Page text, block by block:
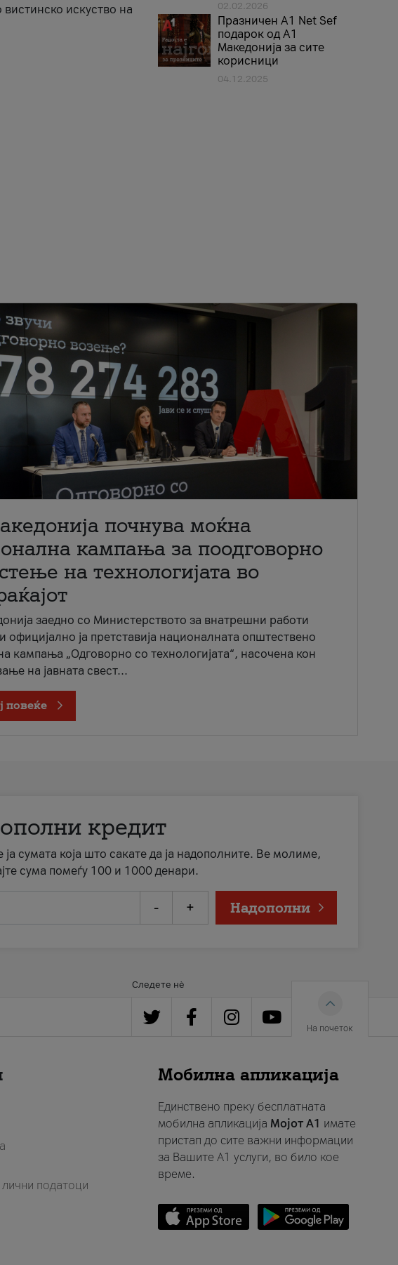
вистинско искуство на
02.02.2026
Празничен A1 Net Sеf
подарок од А1
Македонија за сите
корисници
04.12.2025
почнува моќна
кампања за поодговорно
на технологијата во
заедно со Министерството за внатрешни работи
официјално ја претставија националната општествено
кампања „Одговорно со технологијата“, насочена кон
на јавната свест...
повеќе
кредит
ја сумата која што сакате да ја надополните. Ве молиме,
сума помеѓу 100 и 1000 денари.
- + Надополни
Следете нè
На почеток
податоци
Мобилна апликација
Единствено преку бесплатната
мобилна апликација Мојот A1 имате
пристап до сите важни информации
за Вашите A1 услуги, во било кое
време.